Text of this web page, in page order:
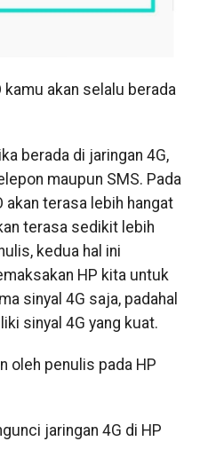
kamu akan selalu berada
berada di jaringan 4G,
maupun SMS. Pada
akan terasa lebih hangat
terasa sedikit lebih
kedua hal ini
HP kita untuk
sinyal 4G saja, padahal
sinyal 4G yang kuat.
oleh penulis pada HP
jaringan 4G di HP